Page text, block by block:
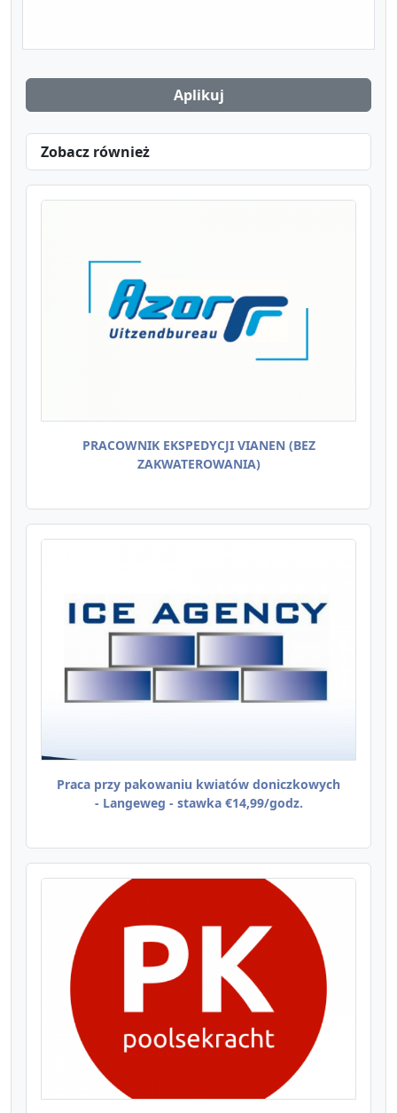
Aplikuj
Zobacz również
PRACOWNIK EKSPEDYCJI VIANEN (BEZ
ZAKWATEROWANIA)
Praca przy pakowaniu kwiatów doniczkowych
- Langeweg - stawka €14,99/godz.